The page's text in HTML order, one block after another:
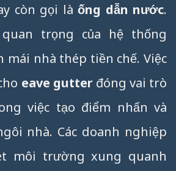
còn gọi là ống dẫn nước.
trọng của hệ thống
mái nhà thép tiền chế. Việc
eave gutterđóng vai trò
việc tạo điểm nhấn và
nhà. Các doanh nghiệp
môi trường xung quanh